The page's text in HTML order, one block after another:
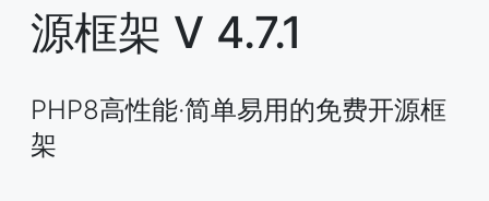
源框架 V 4.7.1
PHP8高性能·简单易用的免费开源框
架